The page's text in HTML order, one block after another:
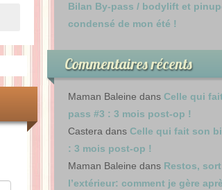
Bilan By-pass / bodylift et
condensé de mon été !
Commentaires récents
Maman Baleine dans Celle qui
pass #3 : 3 mois post-op !
Castera dans Celle qui fait son
: 3 mois post-op !
Maman Baleine dans Restos,
l’extérieur: comment je gère